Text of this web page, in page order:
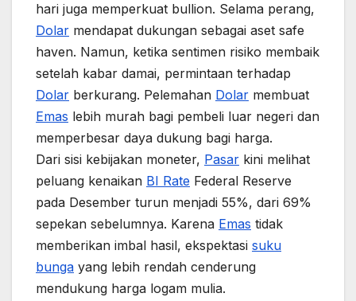
hari juga memperkuat bullion. Selama perang,
Dolar mendapat dukungan sebagai aset safe
haven. Namun, ketika sentimen risiko membaik
setelah kabar damai, permintaan terhadap
Dolar berkurang. Pelemahan Dolar membuat
Emas lebih murah bagi pembeli luar negeri dan
memperbesar daya dukung bagi harga.
Dari sisi kebijakan moneter, Pasar kini melihat
peluang kenaikan BI Rate Federal Reserve
pada Desember turun menjadi 55%, dari 69%
sepekan sebelumnya. Karena Emas tidak
memberikan imbal hasil, ekspektasi suku
bunga yang lebih rendah cenderung
mendukung harga logam mulia.